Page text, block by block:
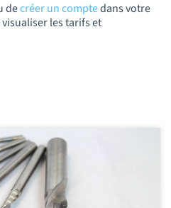
decréer un comptedans votre
les tarifs et